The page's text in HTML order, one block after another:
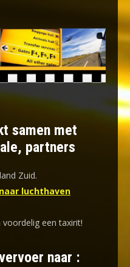
samen met
partners
Zuid.
luchthaven
een taxirit!
naar :